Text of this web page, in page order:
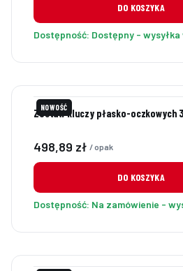
DO KOSZYKA
Dostępność: Dostępny - wysyłka
NOWOŚĆ
Zestaw kluczy płasko-oczkowych
Cena
498,89 zł / opak
DO KOSZYKA
Dostępność: Na zamówienie -